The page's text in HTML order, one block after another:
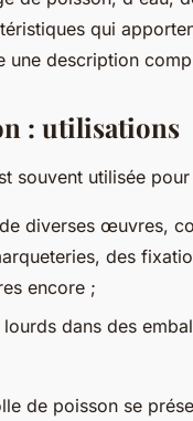
qui
une description
: utilisations
souvent utilisée pour
diverses œuvres,
des
encore ;
dans des
de poisson se